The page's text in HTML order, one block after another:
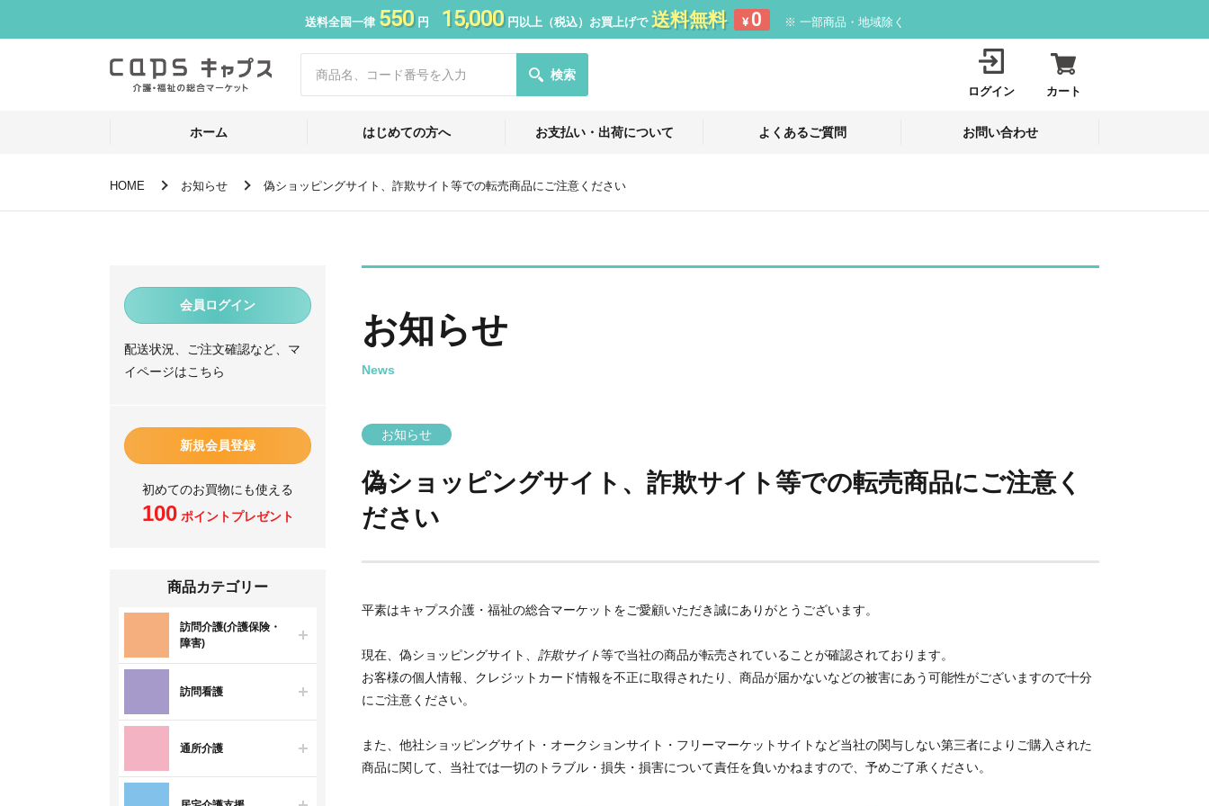
送料全国一律 550円 15,000円以上（税込）お買上げで 送料無料 ¥ 0 ※ 一部商品・地域除く
検索
ログイン カート
ホーム はじめての方へ お支払い・出荷について よくあるご質問 お問い合わせ
HOME お知らせ 偽ショッピングサイト、詐欺サイト等での転売商品にご注意ください
会員ログイン
配送状況、ご注文確認など、マ
イページはこちら
新規会員登録
初めてのお買物にも使える
100ポイントプレゼント
商品カテゴリー
訪問介護(介護保険・
障害)
訪問看護
通所介護
お知らせ
News
お知らせ
偽ショッピングサイト、詐欺サイト等での転売商品にご注意く
ださい
平素はキャプス介護・福祉の総合マーケットをご愛顧いただき誠にありがとうございます。
現在、偽ショッピングサイト、 詐欺サイト等で当社の商品が転売されていることが確認されております。
お客様の個人情報、クレジットカード情報を不正に取得されたり、商品が届かないなどの被害にあう可能性がございますので十分
にご注意ください。
また、他社ショッピングサイト・オークションサイト・フリーマーケットサイトなど当社の関与しない第三者によりご購入された
商品に関して、当社では一切のトラブル・損失・損害について責任を負いかねますので、予めご了承ください。